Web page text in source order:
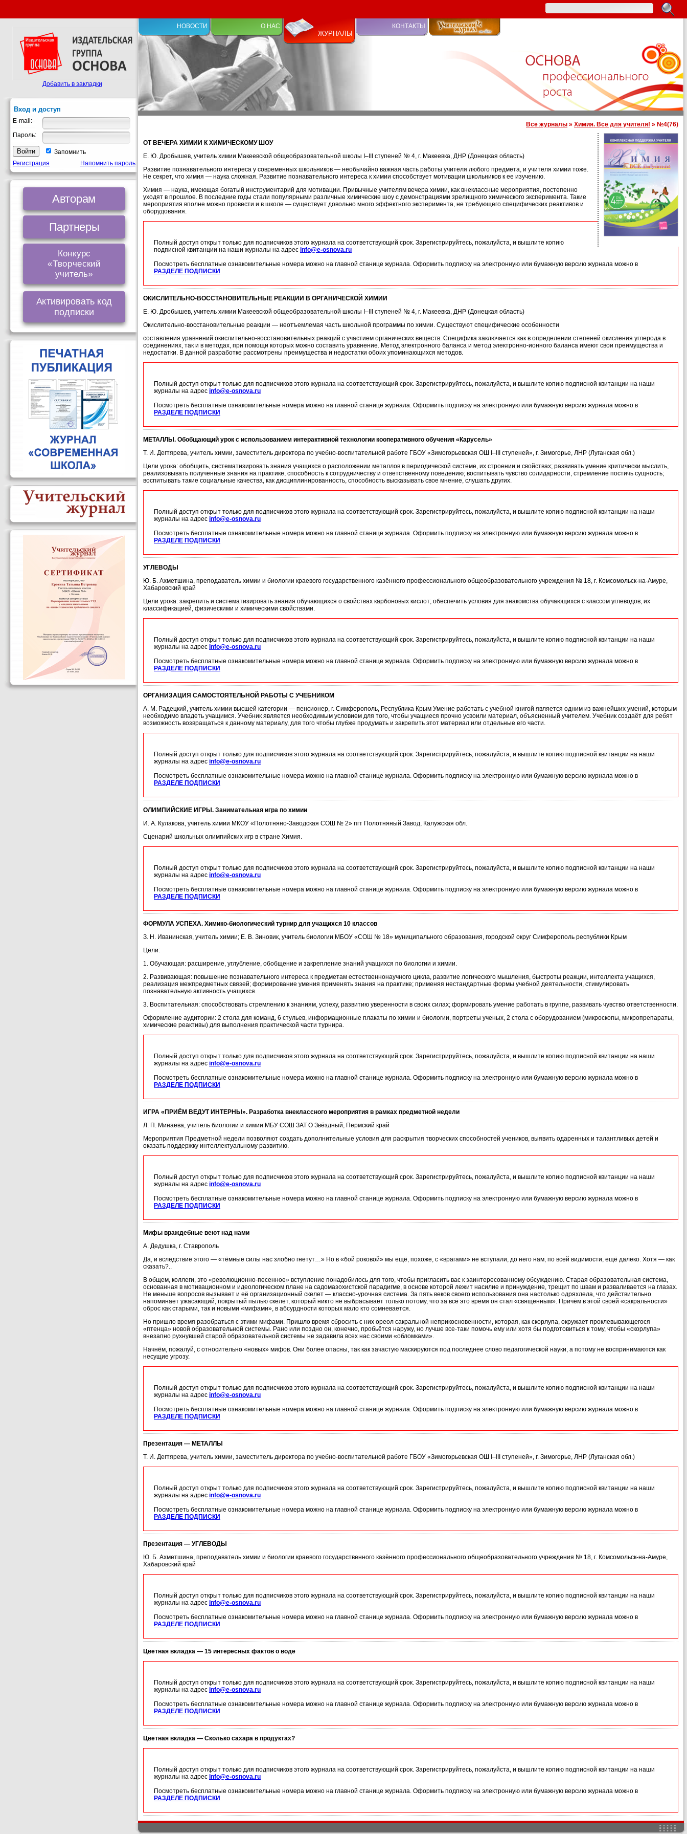
НОВОСТИ О НАС
ЖУРНАЛЫ
КОНТАКТЫ
Все журналы » Химия. Все для учителя! » №4(76)
ОТ ВЕЧЕРА ХИМИИ К ХИМИЧЕСКОМУ ШОУ
Е. Ю. Дробышев, учитель химии Макеевской общеобразовательной школы I–III ступеней № 4, г. Макеевка, ДНР (Донецкая область)
Развитие познавательного интереса у современных школьников — необычайно важная часть работы учителя любого предмета, и учителя химии тоже.
Не секрет, что химия — наука сложная. Развитие познавательного интереса к химии способствует мотивации школьников к ее изучению.
Химия — наука, имеющая богатый инструментарий для мотивации. Привычные учителям вечера химии, как внеклассные мероприятия, постепенно
уходят в прошлое. В последние годы стали популярными различные химические шоу с демонстрациями зрелищного химического эксперимента. Такие
мероприятия вполне можно провести и в школе — существует довольно много эффектного эксперимента, не требующего специфических реактивов и
оборудования.
Полный доступ открыт только для подписчиков этого журнала на соответствующий срок. Зарегистрируйтесь, пожалуйста, и вышлите копию
подписной квитанции на наши журналы на адрес info@e-osnova.ru
Посмотреть бесплатные ознакомительные номера можно на главной станице журнала. Оформить подписку на электронную или бумажную версию журнала можно в
РАЗДЕЛЕ ПОДПИСКИ
ОКИСЛИТЕЛЬНО-ВОССТАНОВИТЕЛЬНЫЕ РЕАКЦИИ В ОРГАНИЧЕСКОЙ ХИМИИ
Е. Ю. Дробышев, учитель химии Макеевской общеобразовательной школы I–III ступеней № 4, г. Макеевка, ДНР (Донецкая область)
Окислительно-восстановительные реакции — неотъемлемая часть школьной программы по химии. Существуют специфические особенности
составления уравнений окислительно-восстановительных реакций с участием органических веществ. Специфика заключается как в определении степеней окисления углерода в
соединениях, так и в методах, при помощи которых можно составить уравнение. Метод электронного баланса и метод электронно-ионного баланса имеют свои преимущества и
недостатки. В данной разработке рассмотрены преимущества и недостатки обоих упоминающихся методов.
Полный доступ открыт только для подписчиков этого журнала на соответствующий срок. Зарегистрируйтесь, пожалуйста, и вышлите копию подписной квитанции на наши
журналы на адрес info@e-osnova.ru
Посмотреть бесплатные ознакомительные номера можно на главной станице журнала. Оформить подписку на электронную или бумажную версию журнала можно в
РАЗДЕЛЕ ПОДПИСКИ
МЕТАЛЛЫ. Обобщающий урок с использованием интерактивной технологии кооперативного обучения «Карусель»
Т. И. Дегтярева, учитель химии, заместитель директора по учебно-воспитательной работе ГБОУ «Зимогорьевская ОШ І–ІІІ ступеней», г. Зимогорье, ЛНР (Луганская обл.)
Цели урока: обобщить, систематизировать знания учащихся о расположении металлов в периодической системе, их строении и свойствах; развивать умение критически мыслить,
реализовывать полученные знания на практике, способность к сотрудничеству и ответственному поведению; воспитывать чувство солидарности, стремление постичь сущность;
воспитывать такие социальные качества, как дисциплинированность, способность высказывать свое мнение, слушать других.
Полный доступ открыт только для подписчиков этого журнала на соответствующий срок. Зарегистрируйтесь, пожалуйста, и вышлите копию подписной квитанции на наши
журналы на адрес info@e-osnova.ru
Посмотреть бесплатные ознакомительные номера можно на главной станице журнала. Оформить подписку на электронную или бумажную версию журнала можно в
РАЗДЕЛЕ ПОДПИСКИ
УГЛЕВОДЫ
Ю. Б. Ахметшина, преподаватель химии и биологии краевого государственного казённого профессионального общеобразовательного учреждения № 18, г. Комсомольск-на-Амуре,
Хабаровский край
Цели урока: закрепить и систематизировать знания обучающихся о свойствах карбоновых кислот; обеспечить условия для знакомства обучающихся с классом углеводов, их
классификацией, физическими и химическими свойствами.
Полный доступ открыт только для подписчиков этого журнала на соответствующий срок. Зарегистрируйтесь, пожалуйста, и вышлите копию подписной квитанции на наши
журналы на адрес info@e-osnova.ru
Посмотреть бесплатные ознакомительные номера можно на главной станице журнала. Оформить подписку на электронную или бумажную версию журнала можно в
РАЗДЕЛЕ ПОДПИСКИ
ОРГАНИЗАЦИЯ САМОСТОЯТЕЛЬНОЙ РАБОТЫ С УЧЕБНИКОМ
А. М. Радецкий, учитель химии высшей категории — пенсионер, г. Симферополь, Республика Крым Умение работать с учебной книгой является одним из важнейших умений, которым
необходимо владеть учащимся. Учебник является необходимым условием для того, чтобы учащиеся прочно усвоили материал, объясненный учителем. Учебник создаёт для ребят
возможность возвращаться к данному материалу, для того чтобы глубже продумать и закрепить этот материал или отдельные его части.
Полный доступ открыт только для подписчиков этого журнала на соответствующий срок. Зарегистрируйтесь, пожалуйста, и вышлите копию подписной квитанции на наши
журналы на адрес info@e-osnova.ru
Посмотреть бесплатные ознакомительные номера можно на главной станице журнала. Оформить подписку на электронную или бумажную версию журнала можно в
РАЗДЕЛЕ ПОДПИСКИ
ОЛИМПИЙСКИЕ ИГРЫ. Занимательная игра по химии
И. А. Кулакова, учитель химии МКОУ «Полотняно-Заводская СОШ № 2» пгт Полотняный Завод, Калужская обл.
Сценарий школьных олимпийских игр в стране Химия.
Полный доступ открыт только для подписчиков этого журнала на соответствующий срок. Зарегистрируйтесь, пожалуйста, и вышлите копию подписной квитанции на наши
журналы на адрес info@e-osnova.ru
Посмотреть бесплатные ознакомительные номера можно на главной станице журнала. Оформить подписку на электронную или бумажную версию журнала можно в
РАЗДЕЛЕ ПОДПИСКИ
ФОРМУЛА УСПЕХА. Химико-биологический турнир для учащихся 10 классов
З. Н. Иванинская, учитель химии; Е. В. Зиновик, учитель биологии МБОУ «СОШ № 18» муниципального образования, городской округ Симферополь республики Крым
Цели:
1. Обучающая: расширение, углубление, обобщение и закрепление знаний учащихся по биологии и химии.
2. Развивающая: повышение познавательного интереса к предметам естественнонаучного цикла, развитие логического мышления, быстроты реакции, интеллекта учащихся,
реализация межпредметных связей; формирование умения применять знания на практике; применяя нестандартные формы учебной деятельности, стимулировать
познавательную активность учащихся.
3. Воспитательная: способствовать стремлению к знаниям, успеху, развитию уверенности в своих силах; формировать умение работать в группе, развивать чувство ответственности.
Оформление аудитории: 2 стола для команд, 6 стульев, информационные плакаты по химии и биологии, портреты ученых, 2 стола с оборудованием (микроскопы, микропрепараты,
химические реактивы) для выполнения практической части турнира.
Полный доступ открыт только для подписчиков этого журнала на соответствующий срок. Зарегистрируйтесь, пожалуйста, и вышлите копию подписной квитанции на наши
журналы на адрес info@e-osnova.ru
Посмотреть бесплатные ознакомительные номера можно на главной станице журнала. Оформить подписку на электронную или бумажную версию журнала можно в
РАЗДЕЛЕ ПОДПИСКИ
ИГРА «ПРИЁМ ВЕДУТ ИНТЕРНЫ». Разработка внеклассного мероприятия в рамках предметной недели
Л. П. Минаева, учитель биологии и химии МБУ СОШ ЗАТ О Звёздный, Пермский край
Мероприятия Предметной недели позволяют создать дополнительные условия для раскрытия творческих способностей учеников, выявить одаренных и талантливых детей и
оказать поддержку интеллектуальному развитию.
Полный доступ открыт только для подписчиков этого журнала на соответствующий срок. Зарегистрируйтесь, пожалуйста, и вышлите копию подписной квитанции на наши
журналы на адрес info@e-osnova.ru
Посмотреть бесплатные ознакомительные номера можно на главной станице журнала. Оформить подписку на электронную или бумажную версию журнала можно в
РАЗДЕЛЕ ПОДПИСКИ
Мифы враждебные веют над нами
А. Дедушка, г. Ставрополь
Да, и вследствие этого — «тёмные силы нас злобно гнетут…» Но в «бой роковой» мы ещё, похоже, с «врагами» не вступали, до него нам, по всей видимости, ещё далеко. Хотя — как
сказать?..
В общем, коллеги, это «революционно-песенное» вступление понадобилось для того, чтобы пригласить вас к заинтересованному обсуждению. Старая образовательная система,
основанная в мотивационном и идеологическом плане на садомазохистской парадигме, в основе которой лежит насилие и принуждение, трещит по швам и разваливается на глазах.
Не меньше вопросов вызывает и её организационный скелет — классно-урочная система. За пять веков своего использования она настолько одряхлела, что действительно
напоминает ужасающий, покрытый пылью скелет, который никто не выбрасывает только потому, что за всё это время он стал «священным». Причём в этой своей «сакральности»
оброс как старыми, так и новыми «мифами», в абсурдности которых мало кто сомневается.
Но пришло время разобраться с этими мифами. Пришло время сбросить с них ореол сакральной неприкосновенности, которая, как скорлупа, окружает проклевывающегося
«птенца» новой образовательной системы. Рано или поздно он, конечно, пробьётся наружу, но лучше все-таки помочь ему или хотя бы подготовиться к тому, чтобы «скорлупа»
внезапно рухнувшей старой образовательной системы не задавила всех нас своими «обломками».
Начнём, пожалуй, с относительно «новых» мифов. Они более опасны, так как зачастую маскируются под последнее слово педагогической науки, а потому не воспринимаются как
несущие угрозу.
Полный доступ открыт только для подписчиков этого журнала на соответствующий срок. Зарегистрируйтесь, пожалуйста, и вышлите копию подписной квитанции на наши
журналы на адрес info@e-osnova.ru
Посмотреть бесплатные ознакомительные номера можно на главной станице журнала. Оформить подписку на электронную или бумажную версию журнала можно в
РАЗДЕЛЕ ПОДПИСКИ
Презентация — МЕТАЛЛЫ
Т. И. Дегтярева, учитель химии, заместитель директора по учебно-воспитательной работе ГБОУ «Зимогорьевская ОШ І–ІІІ ступеней», г. Зимогорье, ЛНР (Луганская обл.)
Полный доступ открыт только для подписчиков этого журнала на соответствующий срок. Зарегистрируйтесь, пожалуйста, и вышлите копию подписной квитанции на наши
журналы на адрес info@e-osnova.ru
Посмотреть бесплатные ознакомительные номера можно на главной станице журнала. Оформить подписку на электронную или бумажную версию журнала можно в
РАЗДЕЛЕ ПОДПИСКИ
Презентация — УГЛЕВОДЫ
Ю. Б. Ахметшина, преподаватель химии и биологии краевого государственного казённого профессионального общеобразовательного учреждения № 18, г. Комсомольск-на-Амуре,
Хабаровский край
Полный доступ открыт только для подписчиков этого журнала на соответствующий срок. Зарегистрируйтесь, пожалуйста, и вышлите копию подписной квитанции на наши
журналы на адрес info@e-osnova.ru
Посмотреть бесплатные ознакомительные номера можно на главной станице журнала. Оформить подписку на электронную или бумажную версию журнала можно в
РАЗДЕЛЕ ПОДПИСКИ
Цветная вкладка — 15 интересных фактов о воде
Полный доступ открыт только для подписчиков этого журнала на соответствующий срок. Зарегистрируйтесь, пожалуйста, и вышлите копию подписной квитанции на наши
журналы на адрес info@e-osnova.ru
Посмотреть бесплатные ознакомительные номера можно на главной станице журнала. Оформить подписку на электронную или бумажную версию журнала можно в
РАЗДЕЛЕ ПОДПИСКИ
Цветная вкладка — Сколько сахара в продуктах?
Полный доступ открыт только для подписчиков этого журнала на соответствующий срок. Зарегистрируйтесь, пожалуйста, и вышлите копию подписной квитанции на наши
журналы на адрес info@e-osnova.ru
Посмотреть бесплатные ознакомительные номера можно на главной станице журнала. Оформить подписку на электронную или бумажную версию журнала можно в
РАЗДЕЛЕ ПОДПИСКИ
Добавить в закладки
Вход и доступ
E-mail:
Пароль:
Запомнить
Регистрация
Напомнить пароль
Авторам
Партнеры
Конкурс
«Творческий
учитель»
Активировать код
подписки